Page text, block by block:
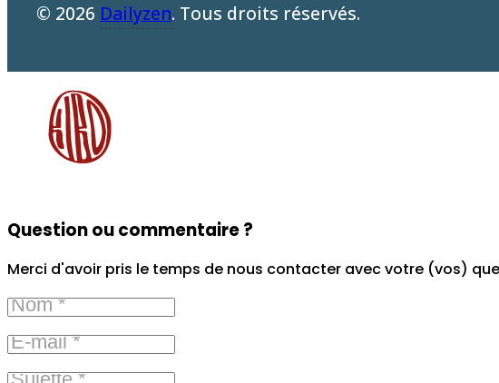
© 2026 Dailyzen. Tous droits réservés.
Question ou commentaire ?
Merci d'avoir pris le temps de nous contacter avec votre (vos)